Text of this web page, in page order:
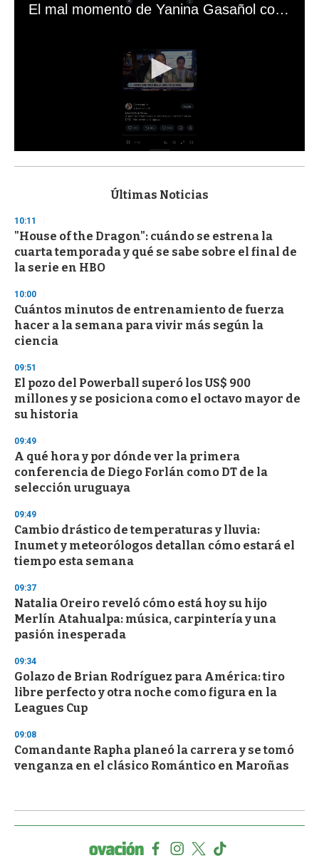
El mal momento de Yanina Gasañol con un hincha argentino en "Subrayado"
s
d
s
o
f
3
s
e
c
o
n
s
Últimas Noticias
10:11
"House of the Dragon": cuándo se estrena la
cuarta temporada y qué se sabe sobre el final de
la serie en HBO
10:00
Cuántos minutos de entrenamiento de fuerza
hacer a la semana para vivir más según la
ciencia
09:51
El pozo del Powerball superó los US$ 900
millones y se posiciona como el octavo mayor de
su historia
09:49
A qué hora y por dónde ver la primera
conferencia de Diego Forlán como DT de la
selección uruguaya
09:49
Cambio drástico de temperaturas y lluvia:
Inumet y meteorólogos detallan cómo estará el
tiempo esta semana
09:37
Natalia Oreiro reveló cómo está hoy su hijo
Merlín Atahualpa: música, carpintería y una
pasión inesperada
09:34
Golazo de Brian Rodríguez para América: tiro
libre perfecto y otra noche como figura en la
Leagues Cup
09:08
Comandante Rapha planeó la carrera y se tomó
venganza en el clásico Romántico en Maroñas